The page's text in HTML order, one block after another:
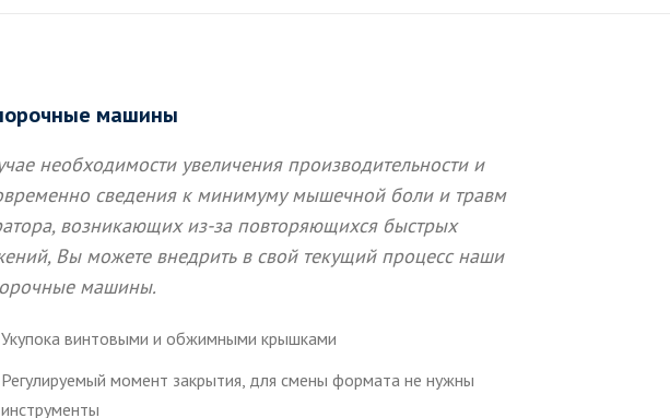
машины
необходимости увеличения производительности и
сведения к минимуму мышечной боли и травм
возникающих из-за повторяющихся быстрых
Вы можете внедрить в свой текущий процесс наши
машины.
Укупока винтовыми и обжимными крышками
Регулируемый момент закрытия, для смены формата не нужны
инструменты